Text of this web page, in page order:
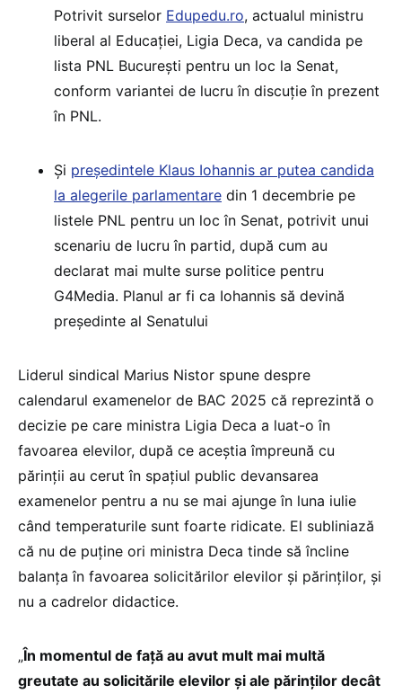
Potrivit surselor Edupedu.ro, actualul ministru
liberal al Educației, Ligia Deca, va candida pe
lista PNL București pentru un loc la Senat,
conform variantei de lucru în discuție în prezent
în PNL.
Și președintele Klaus Iohannis ar putea candida
la alegerile parlamentare din 1 decembrie pe
listele PNL pentru un loc în Senat, potrivit unui
scenariu de lucru în partid, după cum au
declarat mai multe surse politice pentru
G4Media. Planul ar fi ca Iohannis să devină
președinte al Senatului
Liderul sindical Marius Nistor spune despre
calendarul examenelor de BAC 2025 că reprezintă o
decizie pe care ministra Ligia Deca a luat-o în
favoarea elevilor, după ce aceștia împreună cu
părinții au cerut în spațiul public devansarea
examenelor pentru a nu se mai ajunge în luna iulie
când temperaturile sunt foarte ridicate. El subliniază
că nu de puține ori ministra Deca tinde să încline
balanța în favoarea solicitărilor elevilor și părinților, și
nu a cadrelor didactice.
„În momentul de față au avut mult mai multă
greutate au solicitările elevilor și ale părinților decât